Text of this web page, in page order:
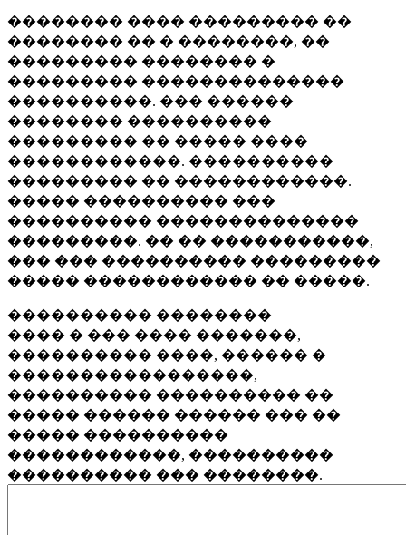
�������� ���� ��������� ��
�������� �� � ��������, ��
��������� �������� �
��������� ��������������
����������. ��� ������
�������� ����������
��������� �� ����� ����
������������. ����������
��������� �� ������������.
����� ���������� ���
���������� ��������������
���������. �� �� �����������,
��� ��� ���������� ���������
����� ������������ �� �����.
���������� ��������
���� � ��� ���� �������,
���������� ����, ������ �
�����������������,
���������� ���������� ��
����� ������ ������ ��� ��
����� ����������
������������, ����������
���������� ��� ��������.